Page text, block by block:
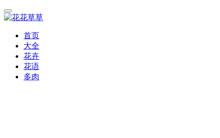
首页
大全
花卉
花语
多肉